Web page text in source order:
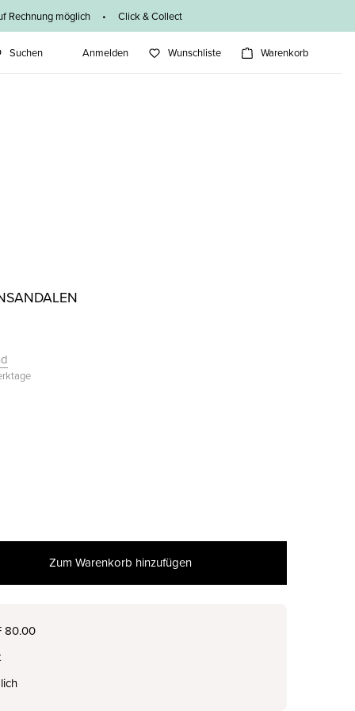
Rechnung möglich • Click & Collect
Suchen Anmelden Wunschliste Warenkorb
Zum Warenkorb hinzufügen
80.00